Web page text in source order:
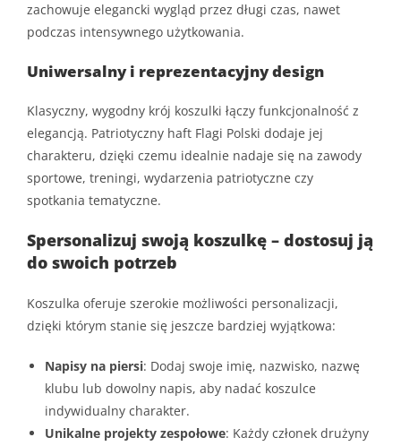
zachowuje elegancki wygląd przez długi czas, nawet
podczas intensywnego użytkowania.
Uniwersalny i reprezentacyjny design
Klasyczny, wygodny krój koszulki łączy funkcjonalność z
elegancją. Patriotyczny haft Flagi Polski dodaje jej
charakteru, dzięki czemu idealnie nadaje się na zawody
sportowe, treningi, wydarzenia patriotyczne czy
spotkania tematyczne.
Spersonalizuj swoją koszulkę – dostosuj ją
do swoich potrzeb
Koszulka oferuje szerokie możliwości personalizacji,
dzięki którym stanie się jeszcze bardziej wyjątkowa:
Napisy na piersi: Dodaj swoje imię, nazwisko, nazwę
klubu lub dowolny napis, aby nadać koszulce
indywidualny charakter.
Unikalne projekty zespołowe: Każdy członek drużyny